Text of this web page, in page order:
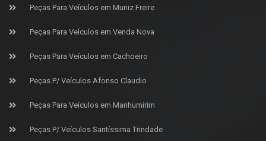
Peças Para Veículos em Muniz Freire
Peças Para Veículos em Venda Nova
Peças Para Veículos em Cachoeiro
Peças P/ Veículos Afonso Claudio
Peças Para Veículos em Manhumirim
Peças P/ Veículos Santíssima Trindade